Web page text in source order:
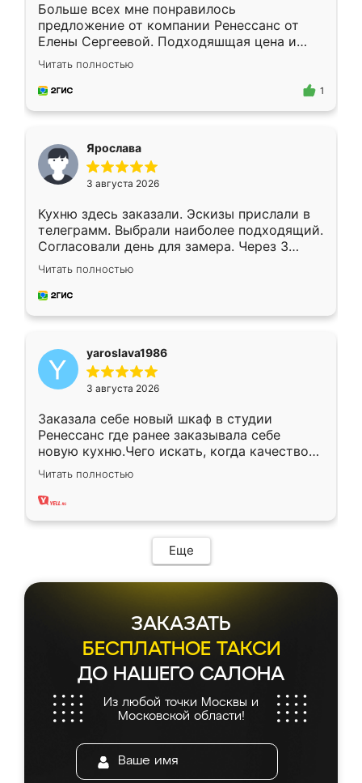
Больше всех мне понравилось
предложение от компании Ренессанс от
Елены Сергеевой. Подходяшщая цена и
короткие сроки изготовления. Приехавший
для замера сотрудник Владислав
предложил по моему эскизу самый
Читать полностью
1
Ярослава
3 августа 2026
Кухню здесь заказали. Эскизы прислали в
телеграмм. Выбрали наиболее подходящий.
Согласовали день для замера. Через 3
недели кухня была уже готова. Остались
довольны работой. Спасибо Ренессанс
мебель за качественную работу!
Читать полностью
yaroslava1986
3 августа 2026
Заказала себе новый шкаф в студии
Ренессанс где ранее заказывала себе
новую кухню.Чего искать, когда качеством
вполне довольна. Служит кухня уже почти
два года, нареканий нет.
Читать полностью
Еще
ЗАКАЗАТЬ
БЕСПЛАТНОЕ ТАКСИ
ДО НАШЕГО САЛОНА
Из любой точки Москвы и
Московской области!